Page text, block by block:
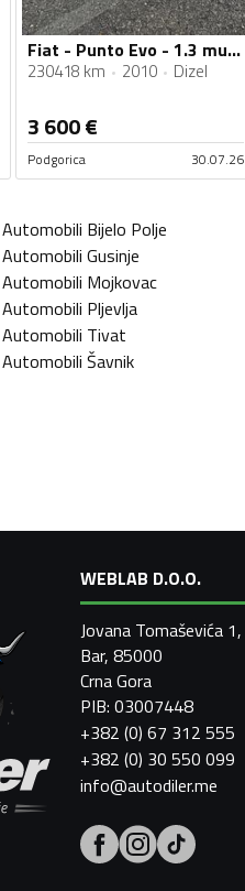
Fiat - Punto Evo - 1.3 multijet
230418 km 2010 Dizel
3 600€
Podgorica 30.07.26
Automobili Bijelo Polje
Automobili Gusinje
Automobili Mojkovac
Automobili Pljevlja
Automobili Tivat
Automobili Šavnik
WEBLAB D.O.O.
Jovana Tomaševića 1,
Bar, 85000
Crna Gora
PIB: 03007448
+382 (0) 67 312 555
+382 (0) 30 550 099
info@autodiler.me